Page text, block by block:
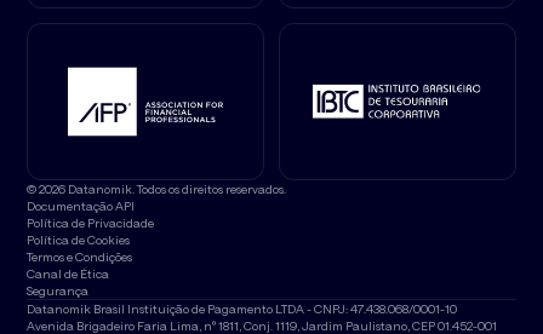
© 2026 Datanomik. Todos os direitos reservados.
Documentação API
Política de Privacidade
Política de Cookies
Termos e Condições
Canal de Ética
Segurança
Datanomik Brasil Instituição de Pagamento LTDA - CNPJ: 47.438.068/0001-10
Avenida Brigadeiro Faria Lima, nº 1811, Conj. 1119, Jardim Paulistano, CEP 01.452-001